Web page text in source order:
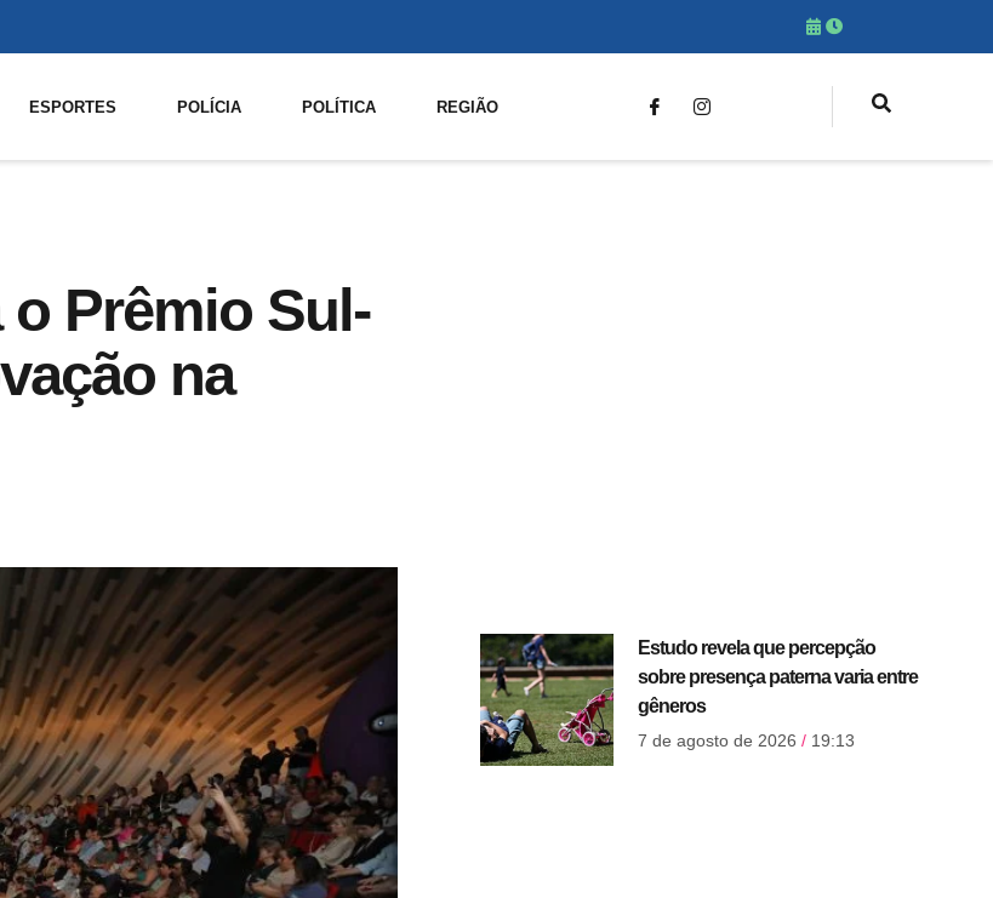
ESPORTES POLÍCIA POLÍTICA REGIÃO
Prêmio Sul-
na
Estudo revela que percepção
sobre presença paterna varia entre
gêneros
7 de agosto de 2026 19:13